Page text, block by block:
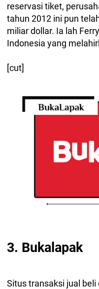
reservasi tiket,
tahun 2012 ini pun
miliar dollar. Ia lah
Indonesia yang
[cut]
3. Bukalapak
Situs transaksi jual